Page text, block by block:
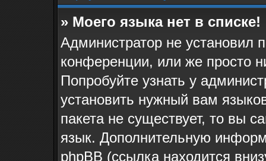
» Моего языка нет в списке!
Администратор не установил
конференции, или же просто
Попробуйте узнать у
установить нужный вам
пакета не существует, то вы
язык. Дополнительную
phpBB (ссылка находится